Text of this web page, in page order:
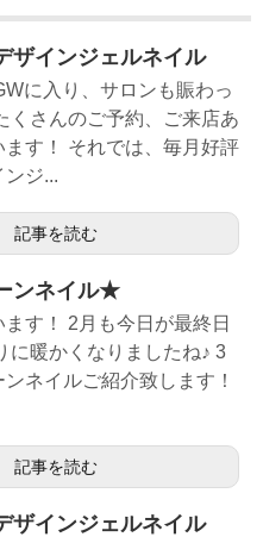
ザインジェルネイル
に入り、サロンも賑わっ
くさんのご予約、ご来店あ
ます！ それでは、毎月好評
ジ...
記事を読む
ンネイル★
す！ 2月も今日が最終日
に暖かくなりましたね♪ 3
ネイルご紹介致します！
記事を読む
ザインジェルネイル